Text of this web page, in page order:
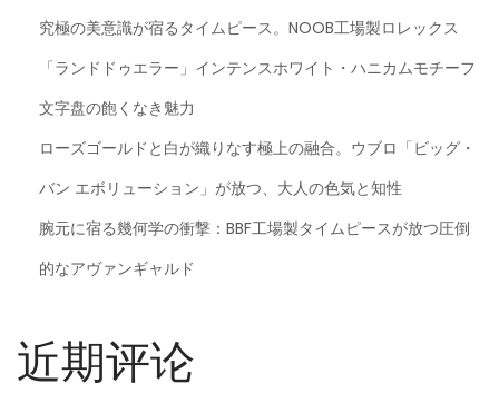
究極の美意識が宿るタイムピース。NOOB工場製ロレックス
「ランドドゥエラー」インテンスホワイト・ハニカムモチーフ
文字盘の飽くなき魅力
ローズゴールドと白が織りなす極上の融合。ウブロ「ビッグ・
バン エボリューション」が放つ、大人の色気と知性
腕元に宿る幾何学の衝撃：BBF工場製タイムピースが放つ圧倒
的なアヴァンギャルド
近期评论